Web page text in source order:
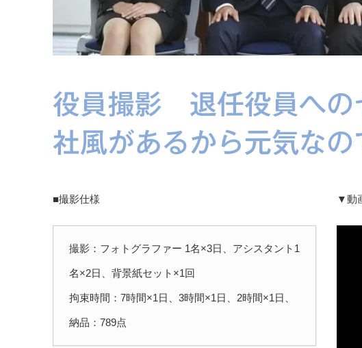
役員撮影 退任役員へ
社風があるから元気なの
■撮影仕様
撮影：フォトグラファー 1名×3日、アシスタント1
名×2日、背景紙セット×1回
拘束時間：7時間×1日、3時間×1日、2時間×1日、
納品：789点
▼動